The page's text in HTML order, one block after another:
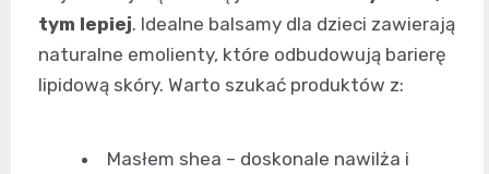
tym lepiej. Idealne balsamy dla dzieci zawierają
naturalne emolienty, które odbudowują barierę
lipidową skóry. Warto szukać produktów z:
Masłem shea – doskonale nawilża i